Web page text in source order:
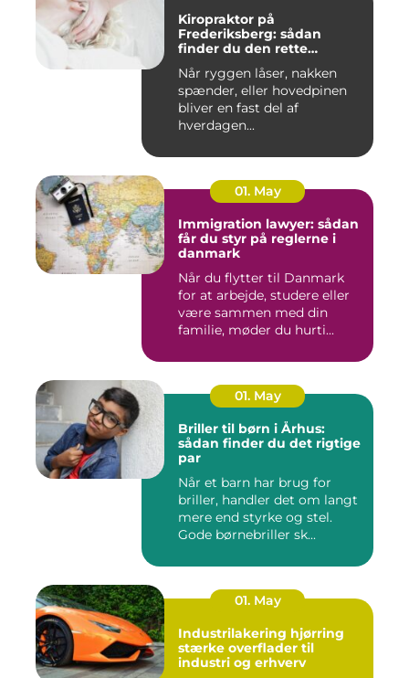
Kiropraktor på
Frederiksberg: sådan
finder du den rette
Når ryggen låser, nakken
spænder, eller hovedpinen
bliver en fast del af
hverdagen...
01. May
Immigration lawyer: sådan
får du styr på reglerne i
danmark
Når du flytter til Danmark
for at arbejde, studere eller
være sammen med din
familie, møder du hurti...
01. May
Briller til børn i Århus:
sådan finder du det rigtige
par
Når et barn har brug for
briller, handler det om langt
mere end styrke og stel.
Gode børnebriller sk...
01. May
Industrilakering hjørring
stærke overflader til
industri og erhverv